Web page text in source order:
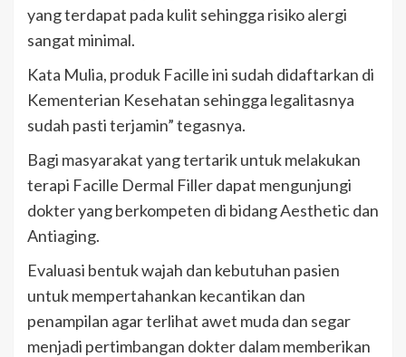
yang terdapat pada kulit sehingga risiko alergi
sangat minimal.
Kata Mulia, produk Facille ini sudah didaftarkan di
Kementerian Kesehatan sehingga legalitasnya
sudah pasti terjamin” tegasnya.
Bagi masyarakat yang tertarik untuk melakukan
terapi Facille Dermal Filler dapat mengunjungi
dokter yang berkompeten di bidang Aesthetic dan
Antiaging.
Evaluasi bentuk wajah dan kebutuhan pasien
untuk mempertahankan kecantikan dan
penampilan agar terlihat awet muda dan segar
menjadi pertimbangan dokter dalam memberikan